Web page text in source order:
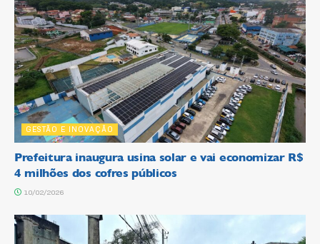
GESTÃO E INOVAÇÃO
Prefeitura inaugura usina solar e vai economizar R$
4 milhões dos cofres públicos
10/02/2026